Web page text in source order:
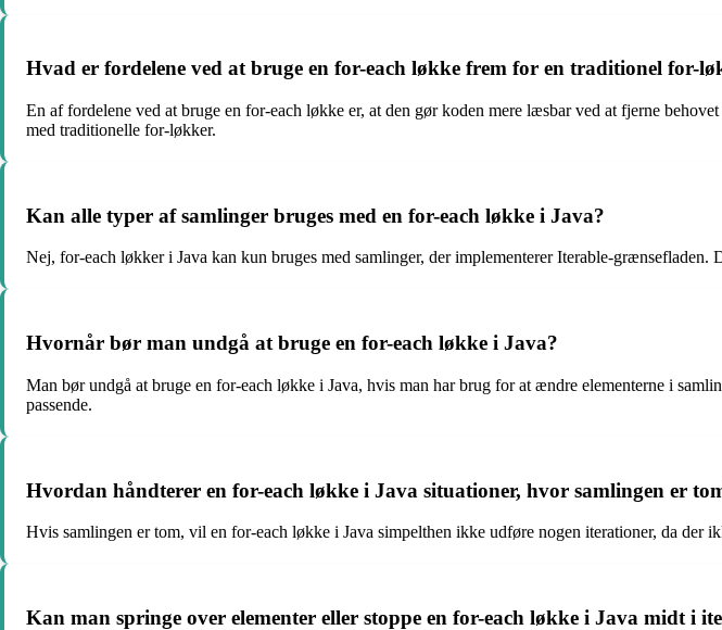
Hvad er fordelene ved at bruge en for-each løkke frem for en traditionel for-
En af fordelene ved at bruge en for-each løkke er, at den gør koden mere læsbar ved at fjerne
med traditionelle for-løkker.
Kan alle typer af samlinger bruges med en for-each løkke i Java?
Nej, for-each løkker i Java kan kun bruges med samlinger, der implementerer Iterable-
Hvornår bør man undgå at bruge en for-each løkke i Java?
Man bør undgå at bruge en for-each løkke i Java, hvis man har brug for at ændre elementerne i
passende.
Hvordan håndterer en for-each løkke i Java situationer, hvor samlingen er
Hvis samlingen er tom, vil en for-each løkke i Java simpelthen ikke udføre nogen iterationer, da
Kan man springe over elementer eller stoppe en for-each løkke i Java midt i